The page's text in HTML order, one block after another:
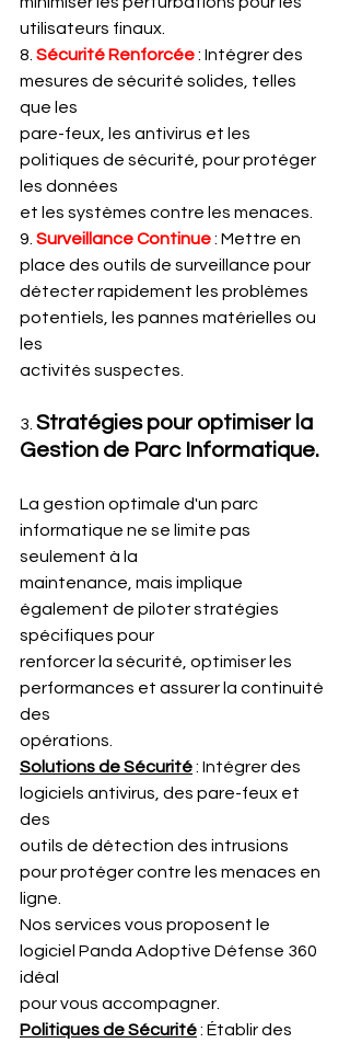
utilisateurs finaux.
8. Sécurité Renforcée : Intégrer des
mesures de sécurité solides, telles
que les
pare-feux, les antivirus et les
politiques de sécurité, pour protéger
les données
et les systèmes contre les menaces.
9. Surveillance Continue : Mettre en
place des outils de surveillance pour
détecter rapidement les problèmes
potentiels, les pannes matérielles ou
les
activités suspectes.
3. Stratégies pour optimiser la
Gestion de Parc Informatique.
La gestion optimale d'un parc
informatique ne se limite pas
seulement à la
maintenance, mais implique
également de piloter stratégies
spécifiques pour
renforcer la sécurité, optimiser les
performances et assurer la continuité
des
opérations.
Solutions de Sécurité : Intégrer des
logiciels antivirus, des pare-feux et
des
outils de détection des intrusions
pour protéger contre les menaces en
ligne.
Nos services vous proposent le
logiciel Panda Adoptive Défense 360
idéal
pour vous accompagner.
Politiques de Sécurité : Établir des